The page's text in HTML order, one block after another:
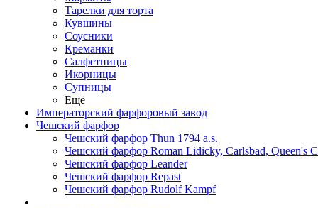
Тарелки для торта
Кувшины
Соусники
Креманки
Салфетницы
Икорницы
Супницы
Ещё
Императорский фарфоровый завод
Чешский фарфор
Чешский фарфор Thun 1794 a.s.
Чешский фарфор Roman Lidicky, Carlsbad, Queen's
Чешский фарфор Leander
Чешский фарфор Repast
Чешский фарфор Rudolf Kampf